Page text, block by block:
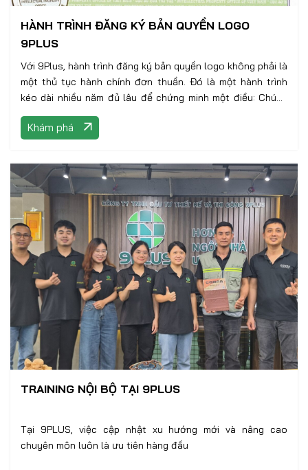
HÀNH TRÌNH ĐĂNG KÝ BẢN QUYỀN LOGO
9PLUS
Với 9Plus, hành trình đăng ký bản quyền logo không phải là
một thủ tục hành chính đơn thuần. Đó là một hành trình
kéo dài nhiều năm đủ lâu để chứng minh một điều: Chúng
tôi nghiêm túc với thương hiệu của mình, và nghiêm túc với
từng công trình của khách hàng.
Khám phá
TRAINING NỘI BỘ TẠI 9PLUS
Tại 9PLUS, việc cập nhật xu hướng mới và nâng cao
chuyên môn luôn là ưu tiên hàng đầu